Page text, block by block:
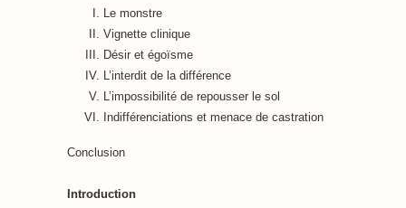
Le monstre
Vignette clinique
Désir et égoïsme
L’interdit de la différence
L’impossibilité de repousser le sol
Indifférenciations et menace de castration
Conclusion
Introduction